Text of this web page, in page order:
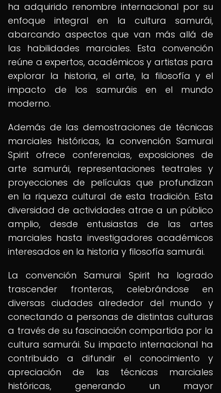
ha adquirido renombre internacional por su
enfoque integral en la cultura samurái,
abarcando aspectos que van más allá de
las habilidades marciales. Esta convención
reúne a expertos, académicos y artistas para
explorar la historia, el arte, la filosofía y el
impacto de los samuráis en el mundo
moderno.
Además de las demostraciones de técnicas
marciales históricas, la convención Samurai
Spirit ofrece conferencias, exposiciones de
arte samurái, representaciones teatrales y
proyecciones de películas que profundizan
en la riqueza cultural de esta tradición. Esta
diversidad de actividades atrae a un público
amplio, desde entusiastas de las artes
marciales hasta investigadores académicos
interesados en la historia y filosofía samurái.
La convención Samurai Spirit ha logrado
trascender fronteras, celebrándose en
diversas ciudades alrededor del mundo y
conectando a personas de distintas culturas
a través de su fascinación compartida por la
cultura samurái. Su impacto internacional ha
contribuido a difundir el conocimiento y
apreciación de las técnicas marciales
históricas, generando un mayor